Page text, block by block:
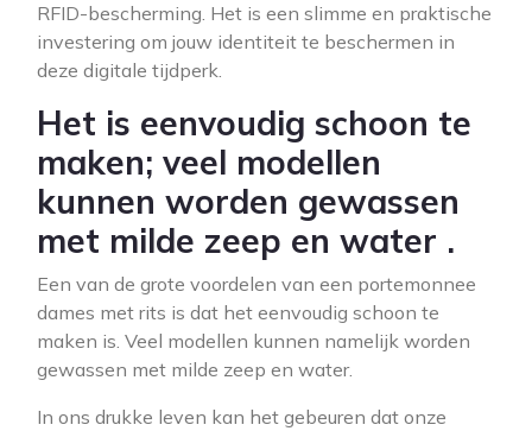
RFID-bescherming. Het is een slimme en praktische
investering om jouw identiteit te beschermen in
deze digitale tijdperk.
Het is eenvoudig schoon te
maken; veel modellen
kunnen worden gewassen
met milde zeep en water .
Een van de grote voordelen van een portemonnee
dames met rits is dat het eenvoudig schoon te
maken is. Veel modellen kunnen namelijk worden
gewassen met milde zeep en water.
In ons drukke leven kan het gebeuren dat onze